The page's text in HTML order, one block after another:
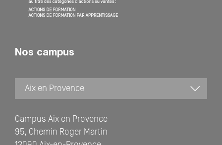
Nos campus
Campus Aix en Provence
95, Chemin Roger Martin